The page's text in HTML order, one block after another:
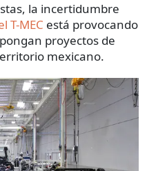
la incertidumbre
T-MEC está provocando
proyectos de
mexicano.